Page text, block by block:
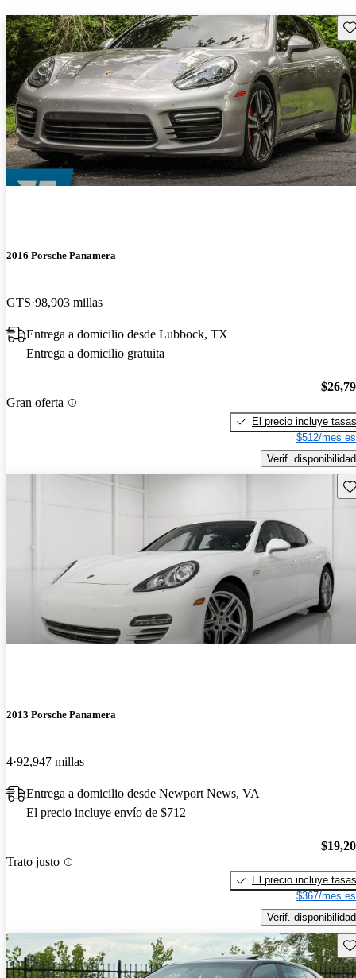
2016 Porsche Panamera
GTS 98,903 millas
Entrega a domicilio desde Lubbock, TX
Entrega a domicilio gratuita
Gran oferta
El precio incluye tasas
$512/mes
Verif. disponibilidad
2013 Porsche Panamera
4 92,947 millas
Entrega a domicilio desde Newport News, VA
El precio incluye envío de $712
Trato justo
El precio incluye tasas
$367/mes
Verif. disponibilidad